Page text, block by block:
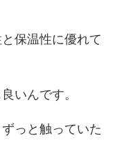
保温性に優れて
いんです。
っと触っていた